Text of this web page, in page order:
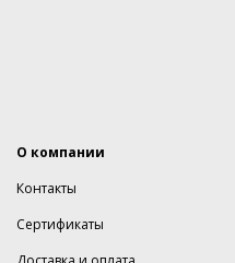
О компании
Контакты
Сертификаты